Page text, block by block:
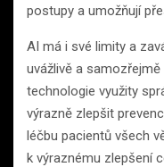
postupy a umožňují
AI má i své limity a
uvážlivě a
technologie využity
výrazně zlepšit
léčbu pacientů všech
k výraznému zlepšení